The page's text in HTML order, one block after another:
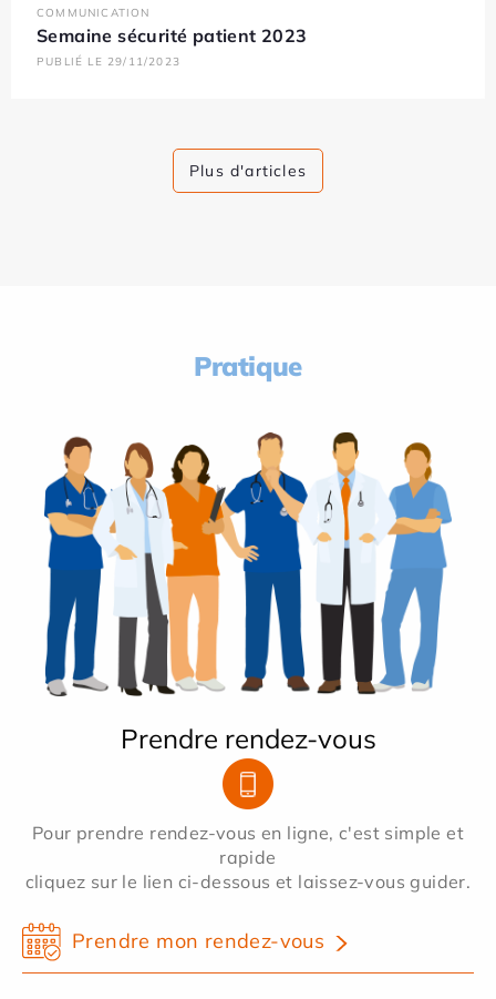
COMMUNICATION
Semaine sécurité patient 2023
PUBLIÉ LE 29/11/2023
Plus d'articles
Pratique
Prendre rendez-vous
Pour prendre rendez-vous en ligne, c'est simple et
rapide
cliquez sur le lien ci-dessous et laissez-vous guider.
Prendre mon rendez-vous